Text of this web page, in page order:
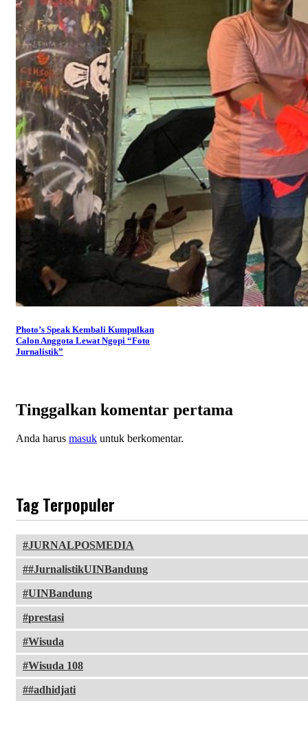
Photo’s Speak Kembali Kumpulkan
Calon Anggota Lewat Ngopi “Foto
Jurnalistik”
Tinggalkan komentar pertama
Anda harus masuk untuk berkomentar.
Tag Terpopuler
JURNALPOSMEDIA
#JurnalistikUINBandung
UINBandung
prestasi
Wisuda
Wisuda 108
#adhidjati